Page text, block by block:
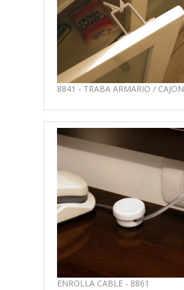
8841 - TRABA ARMARIO / CAJON
ENROLLA CABLE - 8861